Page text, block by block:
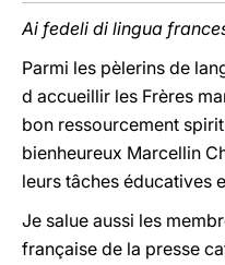
Ai fedeli di lingua
Parmi les pèlerins de
d accueillir les Frères
bon ressourcement
bienheureux Marcellin
leurs tâches éducatives
Je salue aussi les
française de la presse